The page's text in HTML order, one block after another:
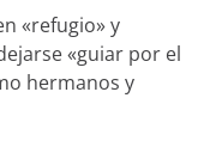
«refugio» y
«guiar por el
hermanos y